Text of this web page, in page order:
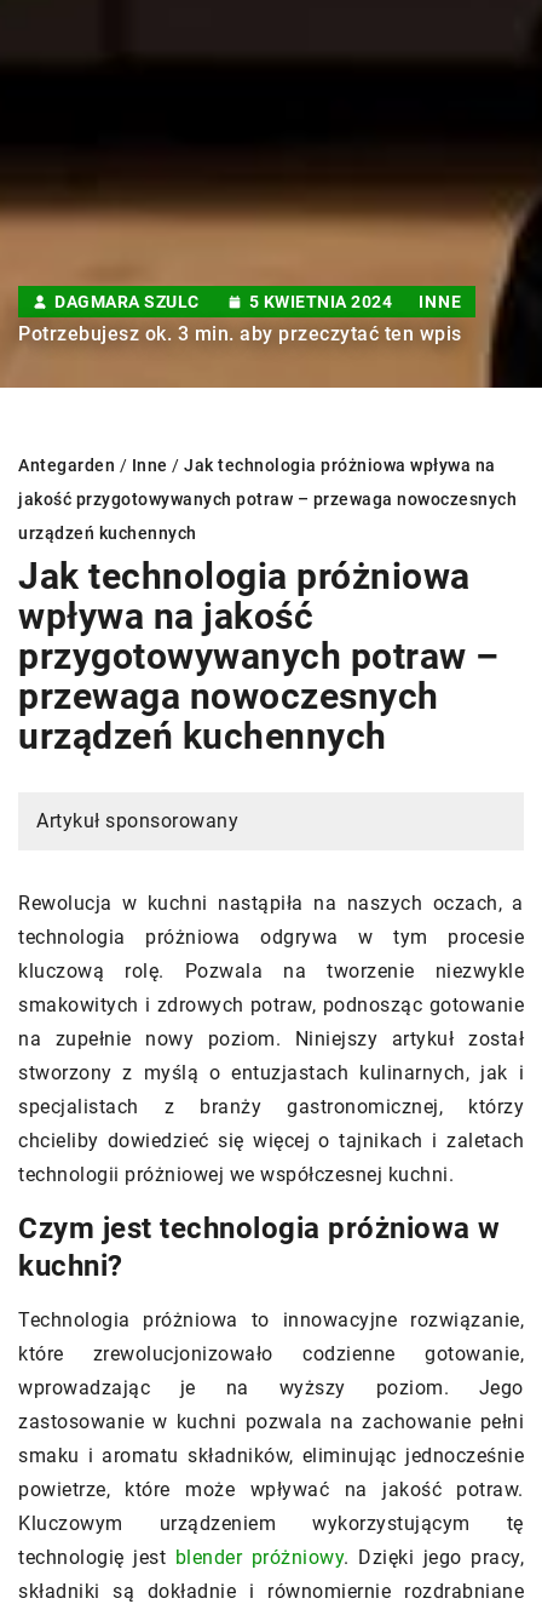
DAGMARA SZULC 5 KWIETNIA 2024 INNE
Potrzebujesz ok. 3 min. aby przeczytać ten wpis
Antegarden / Inne / Jak technologia próżniowa wpływa na
jakość przygotowywanych potraw – przewaga nowoczesnych
urządzeń kuchennych
Jak technologia próżniowa
wpływa na jakość
przygotowywanych potraw –
przewaga nowoczesnych
urządzeń kuchennych
Artykuł sponsorowany
Rewolucja w kuchni nastąpiła na naszych oczach, a
technologia próżniowa odgrywa w tym procesie
kluczową rolę. Pozwala na tworzenie niezwykle
smakowitych i zdrowych potraw, podnosząc gotowanie
na zupełnie nowy poziom. Niniejszy artykuł został
stworzony z myślą o entuzjastach kulinarnych, jak i
specjalistach z branży gastronomicznej, którzy
chcieliby dowiedzieć się więcej o tajnikach i zaletach
technologii próżniowej we współczesnej kuchni.
Czym jest technologia próżniowa w
kuchni?
Technologia próżniowa to innowacyjne rozwiązanie,
które zrewolucjonizowało codzienne gotowanie,
wprowadzając je na wyższy poziom. Jego
zastosowanie w kuchni pozwala na zachowanie pełni
smaku i aromatu składników, eliminując jednocześnie
powietrze, które może wpływać na jakość potraw.
Kluczowym urządzeniem wykorzystującym tę
technologię jest blender próżniowy. Dzięki jego pracy,
składniki są dokładnie i równomiernie rozdrabniane